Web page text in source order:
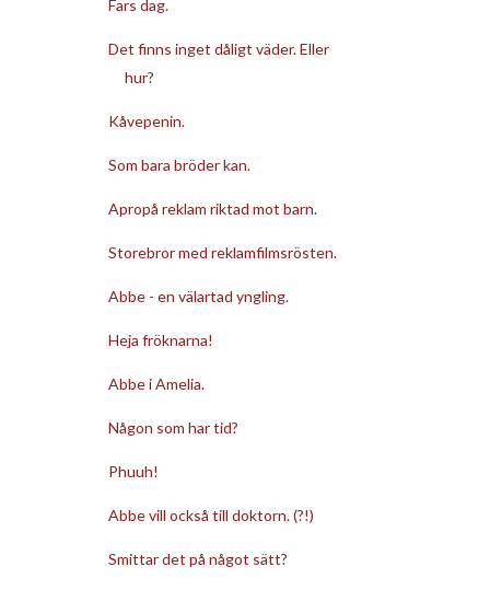
Fars dag.
Det finns inget dåligt väder. Eller
hur?
Kåvepenin.
Som bara bröder kan.
Apropå reklam riktad mot barn.
Storebror med reklamfilmsrösten.
Abbe - en välartad yngling.
Heja fröknarna!
Abbe i Amelia.
Någon som har tid?
Phuuh!
Abbe vill också till doktorn. (?!)
Smittar det på något sätt?